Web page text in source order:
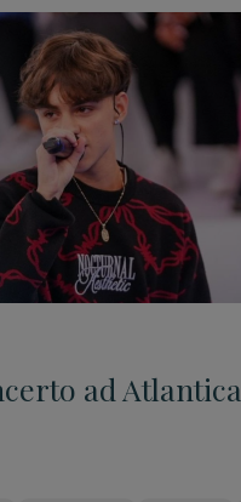
ad Atlantica